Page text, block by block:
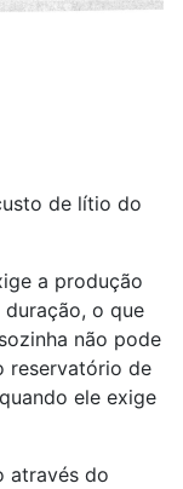
de lítio do
a produção
o que
não pode
reservatório de
ele exige
através do